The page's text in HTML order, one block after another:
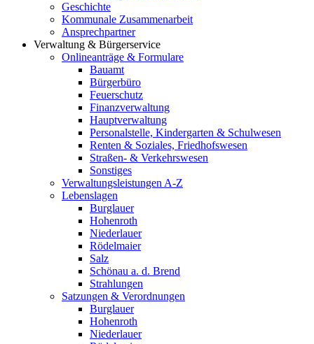
Geschichte
Kommunale Zusammenarbeit
Ansprechpartner
Verwaltung & Bürgerservice
Onlineanträge & Formulare
Bauamt
Bürgerbüro
Feuerschutz
Finanzverwaltung
Hauptverwaltung
Personalstelle, Kindergarten & Schulwesen
Renten & Soziales, Friedhofswesen
Straßen- & Verkehrswesen
Sonstiges
Verwaltungsleistungen A-Z
Lebenslagen
Burglauer
Hohenroth
Niederlauer
Rödelmaier
Salz
Schönau a. d. Brend
Strahlungen
Satzungen & Verordnungen
Burglauer
Hohenroth
Niederlauer